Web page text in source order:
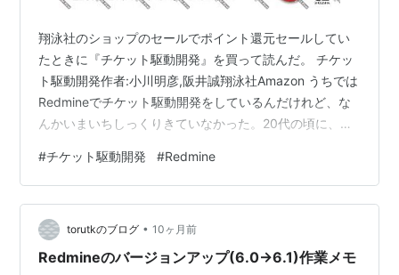
翔泳社のショップのセールでポイント還元セールしてい
たときに『チケット駆動開発』を買って読んだ。 チケッ
ト駆動開発作者:小川明彦,阪井誠翔泳社Amazon うちでは
Redmineでチケット駆動開発をしているんだけれど、な
んかいまいちしっくりきていなかった。20代の頃に、こ
ット駆動開発の考え方にめちゃめちゃ感銘を受けて、そ
れをやるようにしていた。自分の中では非常にしっくり
きていたので、チームのメンバーが少なくて自分の裁量
がかなりあるようなケースだと全然問題なくできてたん
だけれど、今のチームになってから、形骸化した『なん
#チケット駆動開発 #Redmine
torutkのブログ • 10ヶ月前
Redmineのバージョンアップ(6.0→6.1)作業メモ